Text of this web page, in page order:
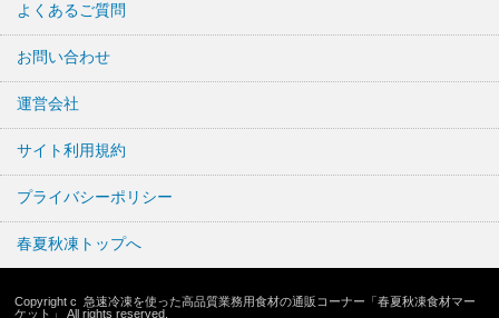
よくあるご質問
お問い合わせ
運営会社
サイト利用規約
プライバシーポリシー
春夏秋凍トップへ
Copyright c急速冷凍を使った高品質業務用食材の通販コーナー「春夏秋凍食材マー
ケット」
All rights reserved.